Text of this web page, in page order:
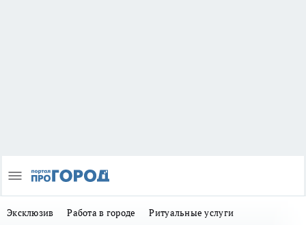
Эксклюзив Работа в городе Ритуальные услуги